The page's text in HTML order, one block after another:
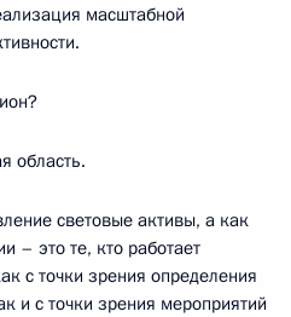
масштабной
область.
световые активы, а как
– это те, кто работает
с точки зрения определения
и с точки зрения мероприятий